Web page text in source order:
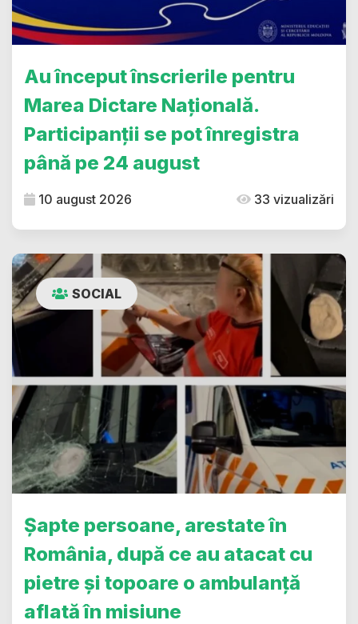
Au început înscrierile pentru
Marea Dictare Națională.
Participanții se pot înregistra
până pe 24 august
10 august 2026 33 vizualizări
SOCIAL
Șapte persoane, arestate în
România, după ce au atacat cu
pietre și topoare o ambulanță
aflată în misiune